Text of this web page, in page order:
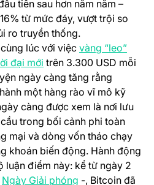
tiên sau hơn năm năm –
từ mức đáy, vượt trội so
ro truyền thống.
lúc với việc vàng “leo”
đại mới (opens in a new tab)
trên 3.300 USD mỗi
ngày càng tăng rằng
một hàng rào vĩ mô kỹ
càng được xem là nơi lưu
trong bối cảnh phi toàn
mại và dòng vốn tháo chạy
khoán biến động. Hành động
luận điểm này: kể từ ngày 2
Ngày Giải phóng (opens in a new
-, Bitcoin đã